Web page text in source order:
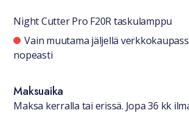
Night Cutter Pro F20R taskulamppu
Saatavuustiedot
Vain muutama jäljellä
nopeasti
Maksuaika
Maksa kerralla tai erissä. Jopa 36 kk